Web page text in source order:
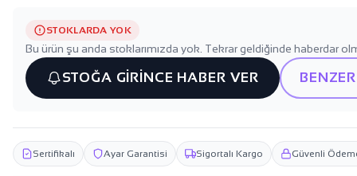
STOKLARDA YOK
Bu ürün şu anda stoklarımızda yok. Tekrar geldiğinde haberdar
STOĞA GİRİNCE HABER VER
Sertifikalı Ayar Garantisi Sigortalı Kargo Güvenli